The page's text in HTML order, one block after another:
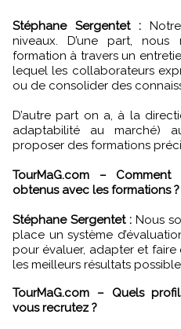
Stéphane Sergentet :
niveaux. D’une part,
formation à travers un
lequel les collaborateurs
ou de consolider des
D’autre part on a, à la
adaptabilité au marché)
proposer des formations
TourMaG.com –
obtenus avec les formations ?
Stéphane Sergentet :Nous
place un système
pour évaluer, adapter et
les meilleurs résultats
TourMaG.com – Quels profils recherchez-vous lorsque
vous recrutez ?